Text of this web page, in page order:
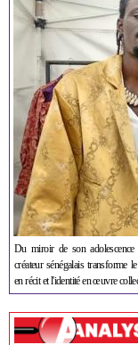
Du miroir de son
créateur sénégalais transforme
en récit et l'identité en œuvre